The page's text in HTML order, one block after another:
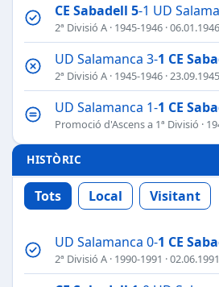
CE Sabadell 5-1 UD
2ª Divisió A · 1945-1946 · 06.01.1946
UD Salamanca 3-1 CE
2ª Divisió A · 1945-1946 · 23.09.1945
UD Salamanca 1-1 CE
Promoció d'Ascens a 1ª Divisió ·
HISTÒRIC
Tots Local Visitant
UD Salamanca 0-1 CE
2ª Divisió A · 1990-1991 · 02.06.1991